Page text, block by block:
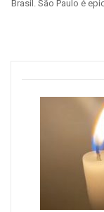
Brasil. São Paulo é